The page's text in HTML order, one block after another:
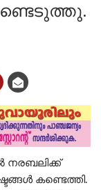
നരബലിക്ക്
കണ്ടെത്തി.